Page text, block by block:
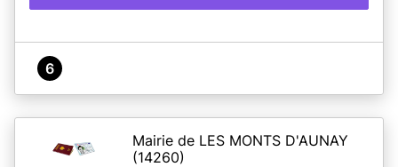
6
Mairie de LES MONTS D'AUNAY
(14260)